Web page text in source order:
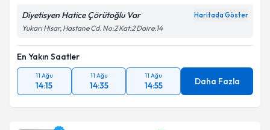
Diyetisyen Hatice Çörütoğlu Var Haritada Göster
Yukarı Hisar, Hastane Cd. No:2 Kat:2 Daire:14
En Yakın Saatler
11 Ağu
14:15
11 Ağu
14:35
11 Ağu
14:55 Daha Fazla